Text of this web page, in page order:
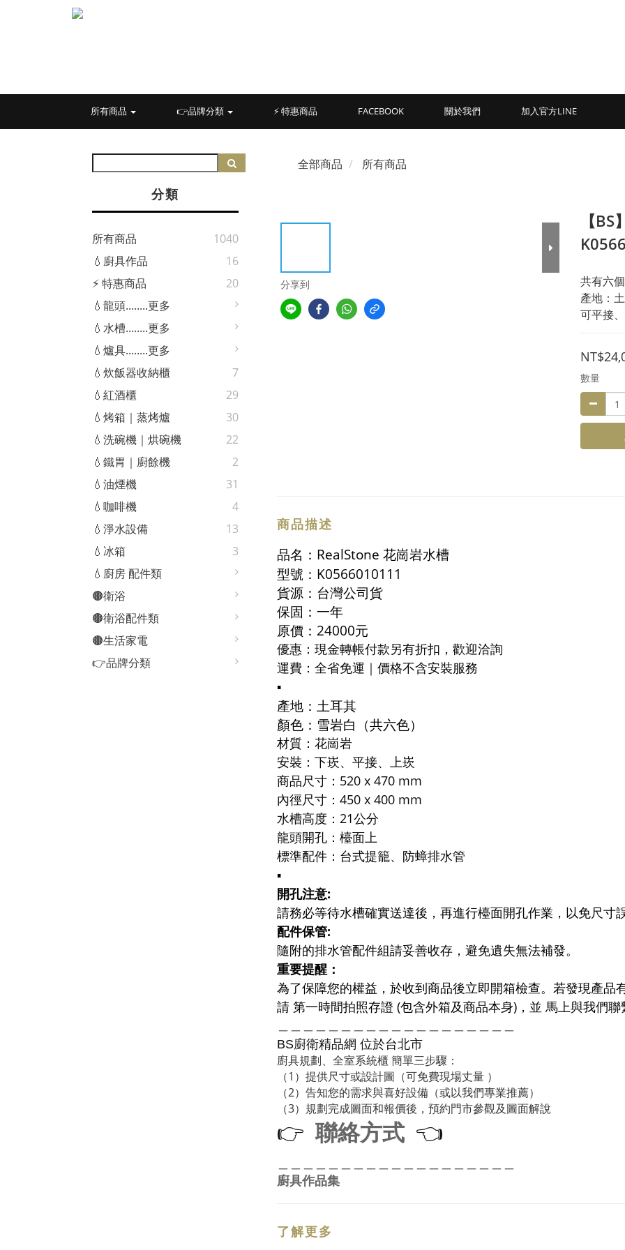
所有商品 👉品牌分類 ⚡ 特惠商品 FACEBOOK 關於我們 加入官方LINE
分類
所有商品
1040
💧廚具作品
16
⚡ 特惠商品
20
💧龍頭........更多
💧水槽........更多
💧爐具........更多
💧炊飯器收納櫃
7
💧紅酒櫃
29
💧烤箱｜蒸烤爐
30
💧洗碗機｜烘碗機
22
💧鐵胃｜廚餘機
2
💧油煙機
31
💧咖啡機
4
💧淨水設備
13
💧冰箱
3
💧廚房 配件類
🟤衛浴
🟤衛浴配件類
🟤生活家電
👉品牌分類
全部商品 所有商品
分享到
【
共有六
產地：
可平接
數量
商品描述
品名：RealStone 花崗岩水槽
型號：K0566010111
貨源：台灣公司貨
保固：一年
原價：24000元
優惠 ： 現金轉帳付款另有折扣，歡迎洽詢
運費 ： 全省免運｜ 價格不含安裝服務
▪️
產地：土耳其
顏色：雪岩白（共六色）
材質：花崗岩
安裝：下崁、平接、上崁
商品尺寸：520 x 470 mm
內徑尺寸：450 x 400 mm
水槽高度：21公分
龍頭開孔：檯面上
標準配件：台式提籠、防蟑排水管
▪️
開孔注意:
請務必等待水槽確實送達後，再進行檯面開孔作業，以免尺寸
配件保管:
隨附的排水管配件組請妥善收存，避免遺失無法補發。
重要提醒：
為了保障您的權益，於收到商品後立即開箱檢查。若發現產品
請 第一時間拍照存證 (包含外箱及商品本身)，並 馬上與我們
BS廚衛精品網 位於台北市
廚具規劃、全室系統櫃 簡單三步驟：
（1）提供尺寸或設計圖（可免費現場丈量 ）
（2）告知您的需求與喜好設備（或以我們專業推薦）
（3）規劃完成圖面和報價後，預約門市參觀及圖面解說
👉 聯絡方式 👈
廚具作品集
了解更多